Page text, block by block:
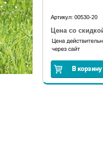
Артикул: 00530-20
Цена со